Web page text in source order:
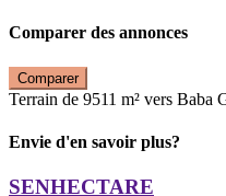
Comparer des annonces
Comparer
Terrain de 9511 m² vers Baba
Envie d'en savoir plus?
SENHECTARE